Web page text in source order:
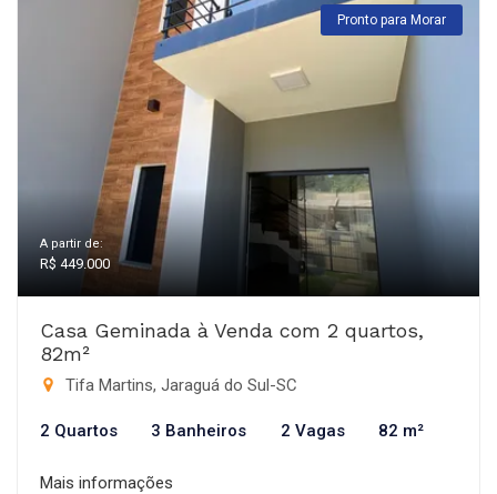
Pronto para Morar
A partir de:
R$ 449.000
Casa Geminada à Venda com 2 quartos,
82m²
Tifa Martins, Jaraguá do Sul-SC
2 Quartos 3 Banheiros 2 Vagas 82 m²
Mais informações